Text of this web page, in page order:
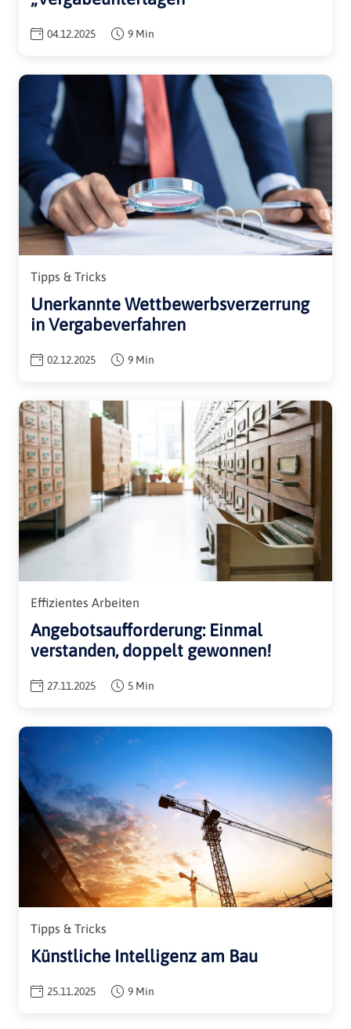
04.12.2025 9 Min
Tipps & Tricks
Unerkannte Wettbewerbsverzerrung
in Vergabeverfahren
02.12.2025 9 Min
Effizientes Arbeiten
Angebotsaufforderung: Einmal
verstanden, doppelt gewonnen!
27.11.2025 5 Min
Tipps & Tricks
Künstliche Intelligenz am Bau
25.11.2025 9 Min